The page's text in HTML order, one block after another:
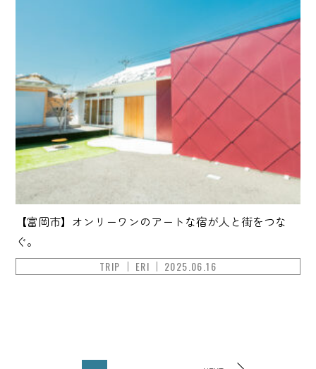
【富岡市】オンリーワンのアートな宿が人と街をつな
ぐ。
TRIP ERI 2025.06.16